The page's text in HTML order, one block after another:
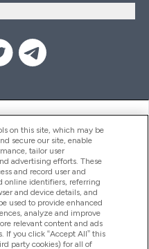
on this site, which may be
secure our site, enable
tailor user
advertising efforts. These
and record user and
online identifiers, referring
and device details, and
used to provide enhanced
analyze and improve
relevant content and ads
If you click “Accept All” this
party cookies) for all of